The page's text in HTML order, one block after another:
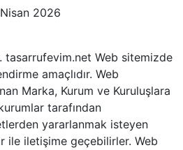
2026
tasarrufevim.net Web sitemizde
amaçlıdır. Web
Marka, Kurum ve Kuruluşlara
tarafından
yararlanmak isteyen
ile iletişime geçebilirler. Web